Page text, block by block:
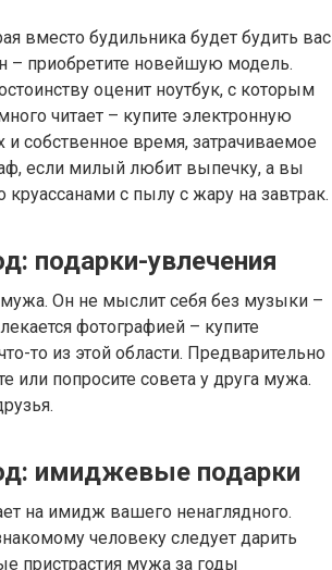
вместо будильника будет будить вас
– приобретите новейшую модель.
оценит ноутбук, с которым
читает – купите электронную
собственное время, затрачиваемое
если милый любит выпечку, а вы
круассанами с пылу с жару на завтрак.
подарки-увлечения
Он не мыслит себя без музыки –
фотографией – купите
то из этой области. Предварительно
или попросите совета у друга мужа.
имиджевые подарки
на имидж вашего ненаглядного.
человеку следует дарить
пристрастия мужа за годы